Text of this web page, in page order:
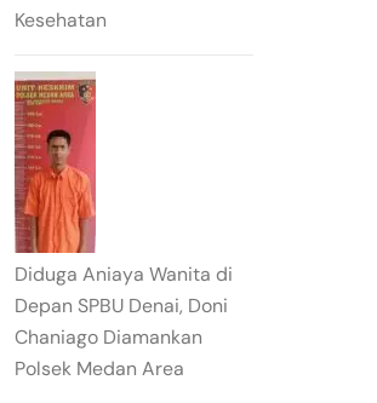
Kesehatan
Diduga Aniaya Wanita di
Depan SPBU Denai, Doni
Chaniago Diamankan
Polsek Medan Area